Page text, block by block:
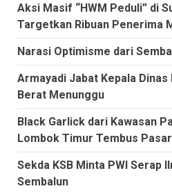
Aksi Masif “HWM Peduli” di
Targetkan Ribuan Penerima
Narasi Optimisme dari
Armayadi Jabat Kepala Dinas
Berat Menunggu
Black Garlick dari Kawasan
Lombok Timur Tembus
Sekda KSB Minta PWI Serap
Sembalun